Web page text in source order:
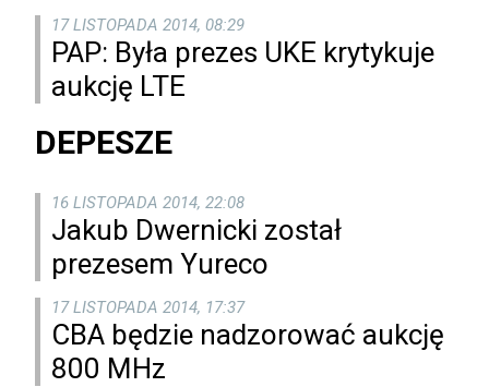
17 LISTOPADA 2014, 08:29
PAP: Była prezes UKE krytykuje
aukcję LTE
DEPESZE
16 LISTOPADA 2014, 22:08
Jakub Dwernicki został
prezesem Yureco
17 LISTOPADA 2014, 17:37
CBA będzie nadzorować aukcję
800 MHz